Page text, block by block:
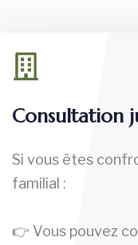
Consultation
Si vous êtes
familial :
👉 Vous pouvez